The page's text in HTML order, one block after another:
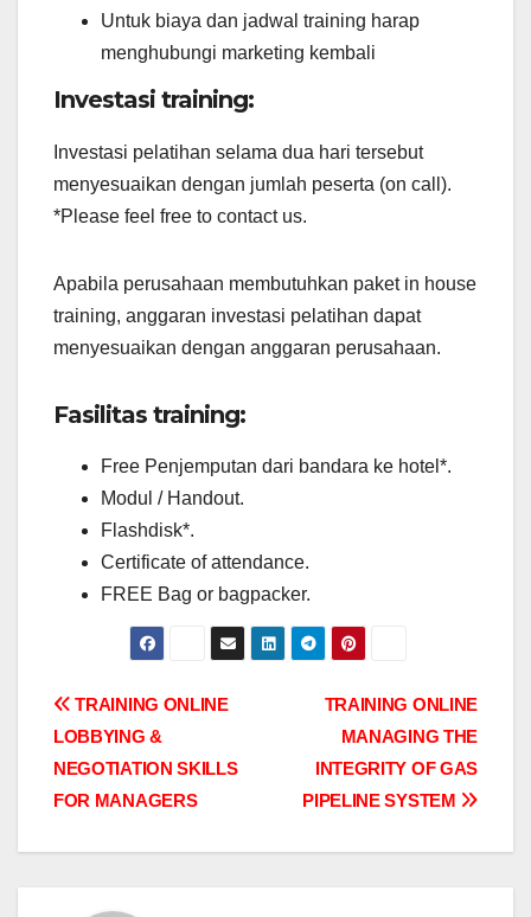
Untuk biaya dan jadwal training harap
menghubungi marketing kembali
Investasi training:
Investasi pelatihan selama dua hari tersebut
menyesuaikan dengan jumlah peserta (on call).
*Please feel free to contact us.
Apabila perusahaan membutuhkan paket in house
training, anggaran investasi pelatihan dapat
menyesuaikan dengan anggaran perusahaan.
Fasilitas training:
Free Penjemputan dari bandara ke hotel*.
Modul / Handout.
Flashdisk*.
Certificate of attendance.
FREE Bag or bagpacker.
Post
navigation
TRAINING ONLINE
MANAGING THE
INTEGRITY OF GAS
PIPELINE SYSTEM
TRAINING ONLINE
LOBBYING &
NEGOTIATION SKILLS
FOR MANAGERS